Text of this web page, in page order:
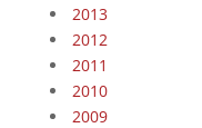
2013
2012
2011
2010
2009